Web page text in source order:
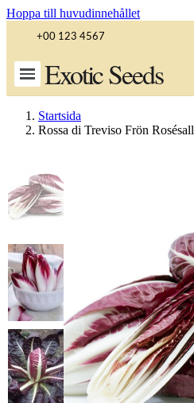
Hoppa till huvudinnehållet
+00 123 4567
Exotic Seeds
Startsida
Rossa di Treviso Frön